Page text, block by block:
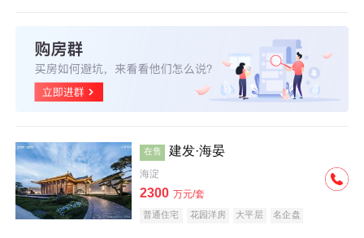
在售 建发·海晏
海淀
2300 万元/套
普通住宅 花园洋房 大平层
名企盘